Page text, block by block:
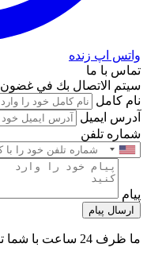
واتس اپ زنده
تماس با ما
سيتم الاتصال بك في غضون 24 ساعة.
نام کامل
آدرس ایمیل
شماره تلفن
پیام
ارسال پیام
ما ظرف 24 ساعت با شما تماس خواهیم گرفت.